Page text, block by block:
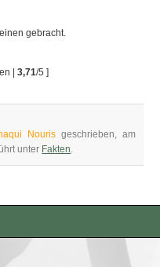
gebracht.
|3,71/5 ]
Nourisgeschrieben, am
unter Fakten.